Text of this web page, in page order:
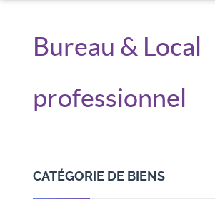
Bureau & Local
professionnel
CATÉGORIE DE BIENS